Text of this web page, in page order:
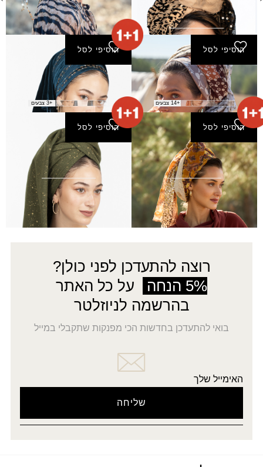
צעיף טלאור
₪170.00
הוסיפי לסל
צעיף ליזה
₪ 40.00
+14 צבעים
הוסיפי לסל
צעיף נעימות
₪70.00
+3 צבעים
הוסיפי לסל
צעיף נעמן
₪170.00
הוסיפי לסל
צעיף נשימה
₪60.00
1
2
5
←
רוצה להתעדכן לפני כולן?
5% הנחה
על כל האתר
בהרשמה לניוזלטר
בואי להתעדכן בחדשות הכי מפנקות שתקבלי במייל
האימייל שלך